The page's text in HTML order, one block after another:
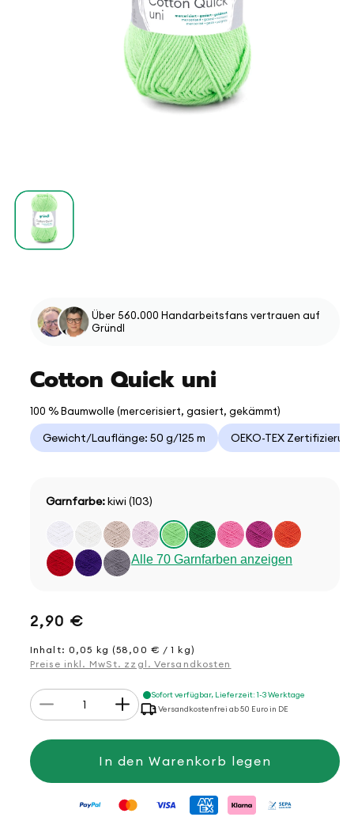
Über 560.000 Handarbeitsfans vertrauen auf
Gründl
Cotton Quick uni
100 % Baumwolle (mercerisiert, gasiert, gekämmt)
Gewicht/Lauflänge: 50 g/125 m OEKO-TEX
Garnfarbe:kiwi (103)
Alle 70 Garnfarben anzeigen
Normaler
Preis
2,90 €
Inhalt: 0,05 kg (58,00 € / 1 kg)
Preise inkl. MwSt. zzgl. Versandkosten
Anzahl
Verringere
die
für
uni
Erhöhe
die
Cotton
Quick
uni
Sofort verfügbar, Lieferzeit: 1-3 Werktage
Versandkostenfrei ab 50 Euro in DE
In den Warenkorb legen